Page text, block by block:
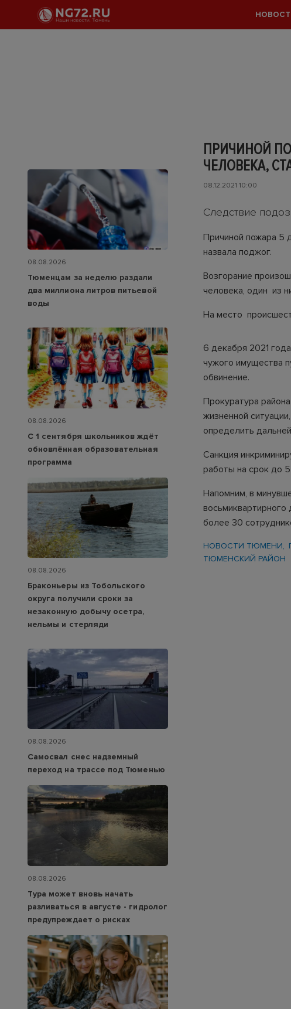
ПРИЧИНОЙ
ЧЕЛОВЕКА,
08.12.2021 10:00
Следствие
Причиной пожара 5
назвала поджог.
Возгорание
человека, один из
На место
6 декабря 2021
чужого имущества
обвинение.
Прокуратура
жизненной
определить
Санкция
работы на срок до
Напомним, в
более 30
НОВОСТИ ТЮМЕНИ
ТЮМЕНСКИЙ РАЙОН
08.08.2026
Тюменцам за неделю раздали
два миллиона литров питьевой
воды
08.08.2026
С 1 сентября школьников ждёт
обновлённая образовательная
программа
08.08.2026
Браконьеры из Тобольского
округа получили сроки за
незаконную добычу осетра,
нельмы и стерляди
08.08.2026
Самосвал снес надземный
переход на трассе под Тюменью
08.08.2026
Тура может вновь начать
разливаться в августе - гидролог
предупреждает о рисках